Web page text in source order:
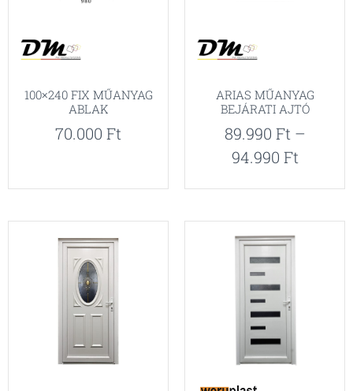
100×240 FIX MŰANYAG
ABLAK
70.000 Ft
ARIAS MŰANYAG
BEJÁRATI AJTÓ
89.990 Ft –
94.990 Ft